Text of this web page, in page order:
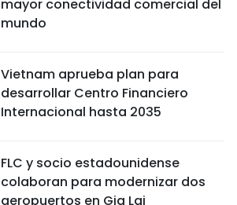
mayor conectividad comercial del
mundo
Vietnam aprueba plan para
desarrollar Centro Financiero
Internacional hasta 2035
FLC y socio estadounidense
colaboran para modernizar dos
aeropuertos en Gia Lai